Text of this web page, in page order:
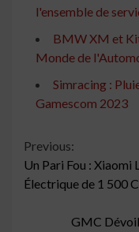
l'ensemble de
BMW XM et
Monde de
Simracing :
Gamescom 2023
Continue
Reading
Previous:
Un Pari Fou : Xiaomi
Électrique de 1 500
GMC